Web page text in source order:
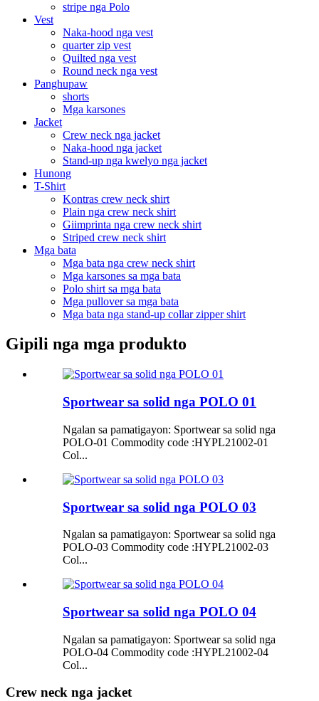
stripe nga Polo
Vest
Naka-hood nga vest
quarter zip vest
Quilted nga vest
Round neck nga vest
Panghupaw
shorts
Mga karsones
Jacket
Crew neck nga jacket
Naka-hood nga jacket
Stand-up nga kwelyo nga jacket
Hunong
T-Shirt
Kontras crew neck shirt
Plain nga crew neck shirt
Giimprinta nga crew neck shirt
Striped crew neck shirt
Mga bata
Mga bata nga crew neck shirt
Mga karsones sa mga bata
Polo shirt sa mga bata
Mga pullover sa mga bata
Mga bata nga stand-up collar zipper shirt
Gipili nga mga produkto
Sportwear sa solid nga POLO 01
Ngalan sa pamatigayon: Sportwear sa solid nga
POLO-01 Commodity code :HYPL21002-01
Col...
Sportwear sa solid nga POLO 03
Ngalan sa pamatigayon: Sportwear sa solid nga
POLO-03 Commodity code :HYPL21002-03
Col...
Sportwear sa solid nga POLO 04
Ngalan sa pamatigayon: Sportwear sa solid nga
POLO-04 Commodity code :HYPL21002-04
Col...
Crew neck nga jacket